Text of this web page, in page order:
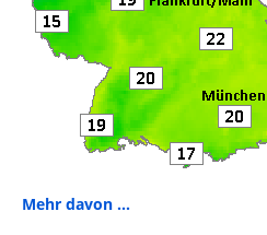
Mehr davon ...